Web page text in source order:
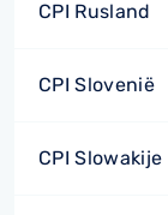
CPI Rusland
CPI Slovenië
CPI Slowakije